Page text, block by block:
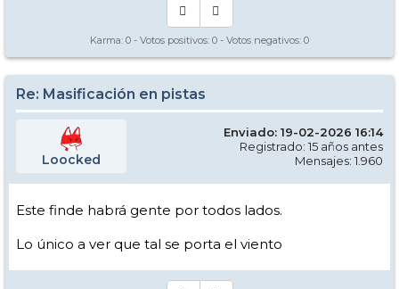
Karma: 0 - Votos positivos: 0 - Votos negativos: 0
Re: Masificación en pistas
Loocked
Enviado: 19-02-2026 16:14
Registrado: 15 años antes
Mensajes: 1.960
Este finde habrá gente por todos lados.
Lo único a ver que tal se porta el viento